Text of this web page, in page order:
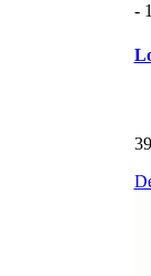
-